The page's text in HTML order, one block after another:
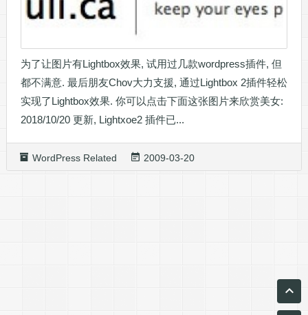
为了让图片有Lightbox效果, 试用过几款wordpress插件, 但
都不满意. 最后朋友Chov大力支援, 通过Lightbox 2插件轻松
实现了Lightbox效果. 你可以点击下面这张图片来欣赏美女:
2018/10/20 更新, Lightxoe2 插件已...
WordPress Related 2009-03-20